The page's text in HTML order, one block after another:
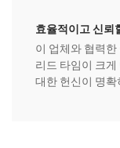
효율적이고 신뢰
이 업체와 협력
리드 타임이 크
대한 헌신이 명